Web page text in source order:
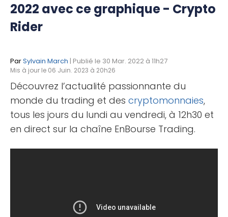
2022 avec ce graphique - Crypto
Rider
ParSylvain March | Publié le 30 Mar. 2022 à 11h27
Mis à jour le 06 Juin. 2023 à 20h26
Découvrez l’actualité passionnante du
monde du trading et des cryptomonnaies,
tous les jours du lundi au vendredi, à 12h30 et
en direct sur la chaîne EnBourse Trading.